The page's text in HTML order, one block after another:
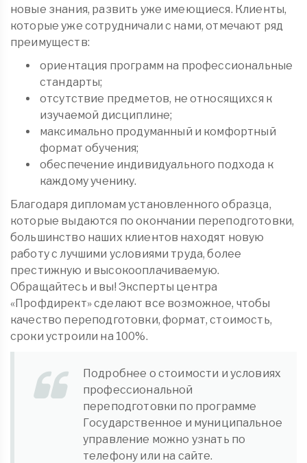
новые знания, развить уже имеющиеся. Клиенты,
которые уже сотрудничали с нами, отмечают ряд
преимуществ:
ориентация программ на профессиональные
стандарты;
отсутствие предметов, не относящихся к
изучаемой дисциплине;
максимально продуманный и комфортный
формат обучения;
обеспечение индивидуального подхода к
каждому ученику.
Благодаря дипломам установленного образца,
которые выдаются по окончании переподготовки,
большинство наших клиентов находят новую
работу с лучшими условиями труда, более
престижную и высокооплачиваемую.
Обращайтесь и вы! Эксперты центра
«Профдирект» сделают все возможное, чтобы
качество переподготовки, формат, стоимость,
сроки устроили на 100%.
Подробнее о стоимости и условиях
профессиональной
переподготовки по программе
Государственное и муниципальное
управление можно узнать по
телефону или на сайте.